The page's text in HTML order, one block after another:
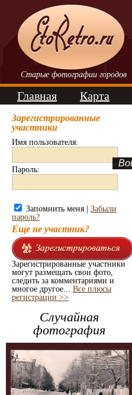
Старые фотографии городов
Главная Карта
Зарегистрированные
участники
Имя пользователя:
Пароль:
Запомнить меня | Забыли
пароль?
Еще не участник?
Зарегистрированные участники
могут размещать свои фото,
следить за комментариями и
многое другое... Все плюсы
регистрации >>
Случайная
фотография